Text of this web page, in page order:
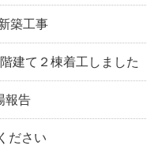
築工事
建て２棟着工しました
報告
ださい